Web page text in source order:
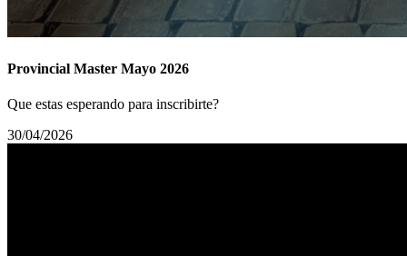
Provincial Master Mayo 2026
Que estas esperando para inscribirte?
30/04/2026